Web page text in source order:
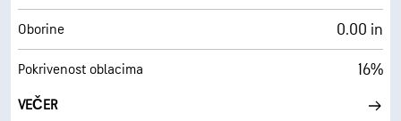
Oborine 0.00 in
Pokrivenost oblacima 16%
VEČER